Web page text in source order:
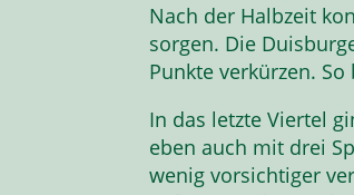
Nach der Halbzeit
sorgen. Die
Punkte verkürzen.
In das letzte Viertel
eben auch mit drei
wenig vorsichtiger